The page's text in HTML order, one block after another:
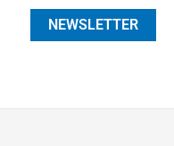
NEWSLETTER